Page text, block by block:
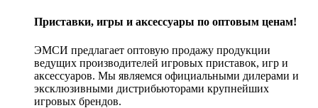
Приставки, игры и аксессуары по оптовым ценам!
ЭМСИ предлагает оптовую продажу продукции
ведущих производителей игровых приставок, игр и
аксессуаров. Мы являемся официальными дилерами и
эксклюзивными дистрибьюторами крупнейших
игровых брендов.